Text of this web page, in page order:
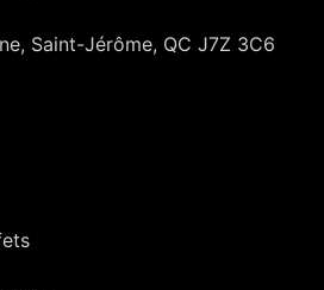
Saint-Jérôme, QC J7Z 3C6